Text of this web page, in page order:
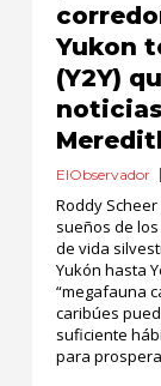
Yukon
(Y2Y)
ElObservador
Roddy
sueños de
de vida
Yukón hasta
“megafauna
caribúes
suficiente
para